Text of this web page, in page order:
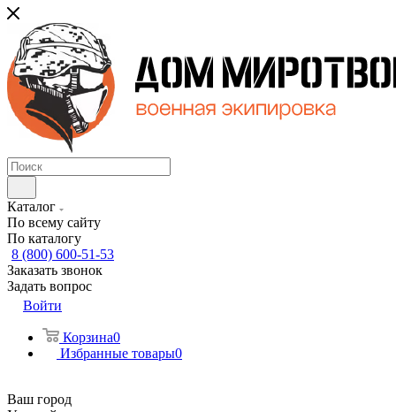
Каталог
По всему сайту
По каталогу
8 (800) 600-51-53
Заказать звонок
Задать вопрос
Войти
Корзина0
Избранные товары0
Ваш город